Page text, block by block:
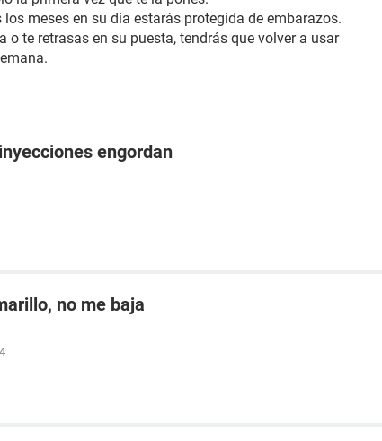
meses en su día estarás protegida de embarazos.
o te retrasas en su puesta, tendrás que volver a usar
engordan
no me baja